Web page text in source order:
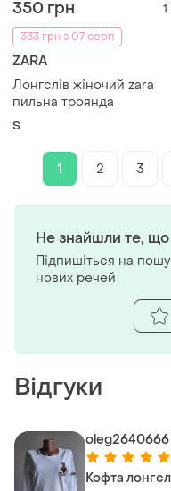
350 грн
1
333 грн з 07 серп
ZARA
Лонгслів жіночий zara
пильна троянда
S
1 2 3
Відгуки
oleg2640666
Кофта
Не знайшли те,
Підпишіться на
нових речей